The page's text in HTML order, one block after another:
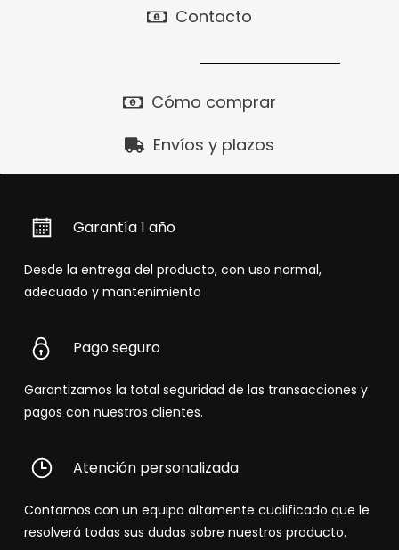
Contacto
Cómo comprar
Envíos y plazos
Garantía 1 año
Desde la entrega del producto, con uso normal,
adecuado y mantenimiento
Pago seguro
Garantizamos la total seguridad de las transacciones y
pagos con nuestros clientes.
Atención personalizada
Contamos con un equipo altamente cualificado que le
resolverá todas sus dudas sobre nuestros producto.